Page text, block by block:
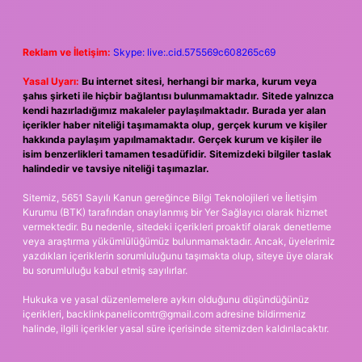
Reklam ve İletişim: Skype: live:.cid.575569c608265c69
Yasal Uyarı: Bu internet sitesi, herhangi bir marka, kurum veya
şahıs şirketi ile hiçbir bağlantısı bulunmamaktadır. Sitede yalnızca
kendi hazırladığımız makaleler paylaşılmaktadır. Burada yer alan
içerikler haber niteliği taşımamakta olup, gerçek kurum ve kişiler
hakkında paylaşım yapılmamaktadır. Gerçek kurum ve kişiler ile
isim benzerlikleri tamamen tesadüfidir. Sitemizdeki bilgiler taslak
halindedir ve tavsiye niteliği taşımazlar.
Sitemiz, 5651 Sayılı Kanun gereğince Bilgi Teknolojileri ve İletişim
Kurumu (BTK) tarafından onaylanmış bir Yer Sağlayıcı olarak hizmet
vermektedir. Bu nedenle, sitedeki içerikleri proaktif olarak denetleme
veya araştırma yükümlülüğümüz bulunmamaktadır. Ancak, üyelerimiz
yazdıkları içeriklerin sorumluluğunu taşımakta olup, siteye üye olarak
bu sorumluluğu kabul etmiş sayılırlar.
Hukuka ve yasal düzenlemelere aykırı olduğunu düşündüğünüz
içerikleri, backlinkpanelicomtr@gmail.com adresine bildirmeniz
halinde, ilgili içerikler yasal süre içerisinde sitemizden kaldırılacaktır.